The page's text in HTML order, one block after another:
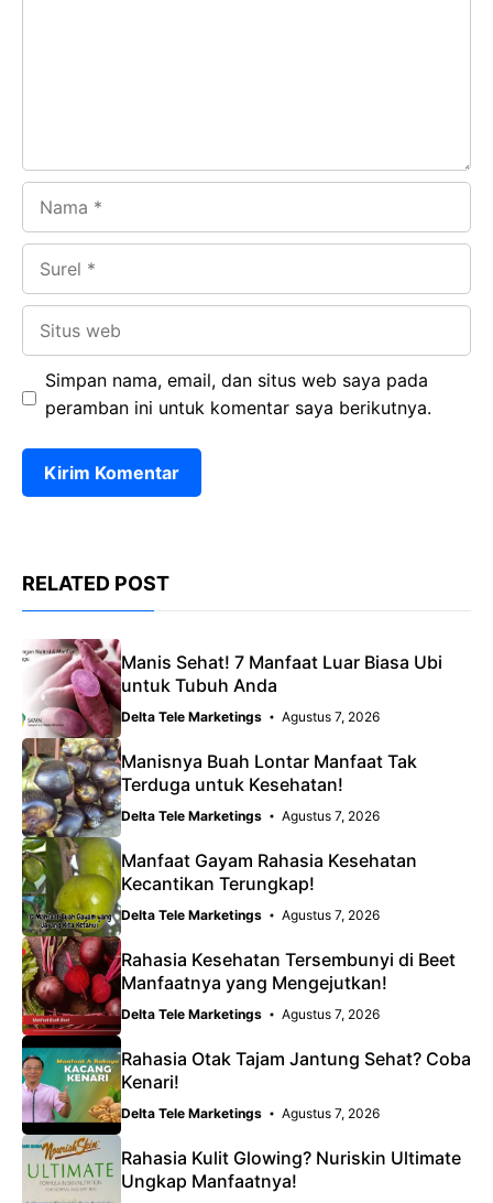
Simpan nama, email, dan situs web saya pada
peramban ini untuk komentar saya berikutnya.
RELATED POST
Manis Sehat! 7 Manfaat Luar Biasa Ubi
untuk Tubuh Anda
Delta Tele Marketings Agustus 7, 2026
Manisnya Buah Lontar Manfaat Tak
Terduga untuk Kesehatan!
Delta Tele Marketings Agustus 7, 2026
Manfaat Gayam Rahasia Kesehatan
Kecantikan Terungkap!
Delta Tele Marketings Agustus 7, 2026
Rahasia Kesehatan Tersembunyi di Beet
Manfaatnya yang Mengejutkan!
Delta Tele Marketings Agustus 7, 2026
Rahasia Otak Tajam Jantung Sehat? Coba
Kenari!
Delta Tele Marketings Agustus 7, 2026
Rahasia Kulit Glowing? Nuriskin Ultimate
Ungkap Manfaatnya!